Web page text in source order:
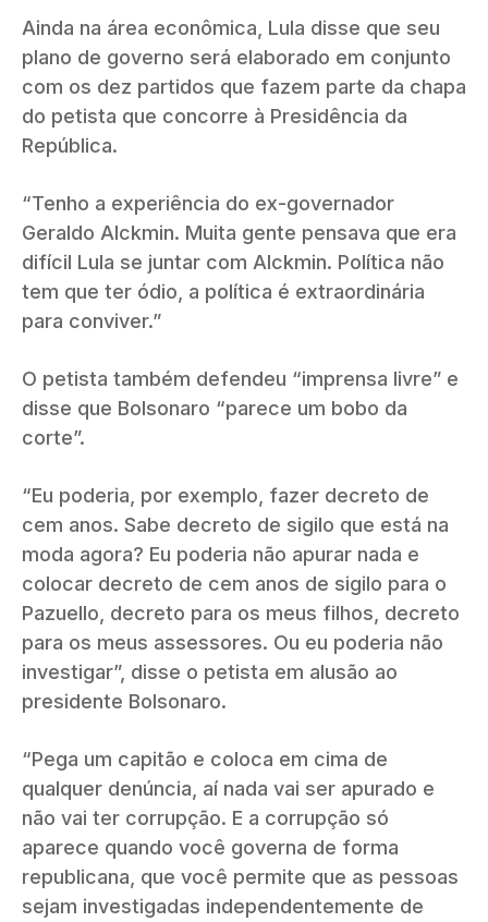
Ainda na área econômica, Lula disse que seu
plano de governo será elaborado em conjunto
com os dez partidos que fazem parte da chapa
do petista que concorre à Presidência da
República.
“Tenho a experiência do ex-governador
Geraldo Alckmin. Muita gente pensava que era
difícil Lula se juntar com Alckmin. Política não
tem que ter ódio, a política é extraordinária
para conviver.”
O petista também defendeu “imprensa livre” e
disse que Bolsonaro “parece um bobo da
corte”.
“Eu poderia, por exemplo, fazer decreto de
cem anos. Sabe decreto de sigilo que está na
moda agora? Eu poderia não apurar nada e
colocar decreto de cem anos de sigilo para o
Pazuello, decreto para os meus filhos, decreto
para os meus assessores. Ou eu poderia não
investigar”, disse o petista em alusão ao
presidente Bolsonaro.
“Pega um capitão e coloca em cima de
qualquer denúncia, aí nada vai ser apurado e
não vai ter corrupção. E a corrupção só
aparece quando você governa de forma
republicana, que você permite que as pessoas
sejam investigadas independentemente de